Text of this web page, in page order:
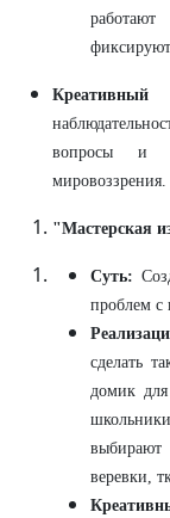
Креативный
вопросы и
мировоззрения.
"Мастерская
Суть:
проблем с
сделать
домик
веревки,